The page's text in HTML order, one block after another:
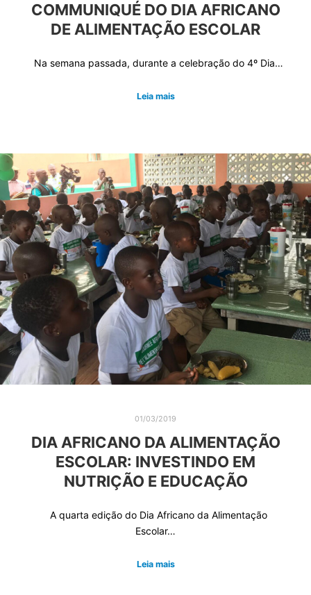
COMMUNIQUÉ DO DIA AFRICANO
DE ALIMENTAÇÃO ESCOLAR
Na semana passada, durante a celebração do 4º Dia…
Leia mais
01/03/2019
DIA AFRICANO DA ALIMENTAÇÃO
ESCOLAR: INVESTINDO EM
NUTRIÇÃO E EDUCAÇÃO
A quarta edição do Dia Africano da Alimentação
Escolar…
Leia mais